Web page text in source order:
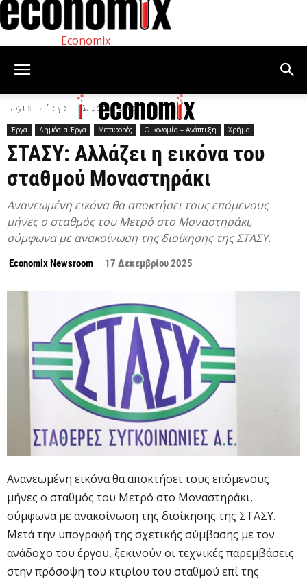
Economix
Αρχική Έργα Δημόσια Έργα
Έργα Δημόσια Έργα Μεταφορές Οικονομία – Ανάπτυξη Χρήμα
ΣΤΑΣΥ: Αλλάζει η εικόνα του
σταθμού Μοναστηράκι
Ανανεωμένη εικόνα θα αποκτήσει τους επόμενους
μήνες ο σταθμός του Μετρό στο Μοναστηράκι,
σύμφωνα με ανακοίνωση της διοίκησης της ΣΤΑΣΥ.
Economix Newsroom 17 Δεκεμβρίου 2025
Ανανεωμένη εικόνα θα αποκτήσει τους επόμενους
μήνες ο σταθμός του Μετρό στο Μοναστηράκι,
σύμφωνα με ανακοίνωση της διοίκησης της ΣΤΑΣΥ.
Μετά την υπογραφή της σχετικής σύμβασης με τον
ανάδοχο του έργου, ξεκινούν οι τεχνικές παρεμβάσεις
στην πρόσοψη του κτιρίου του σταθμού επί της